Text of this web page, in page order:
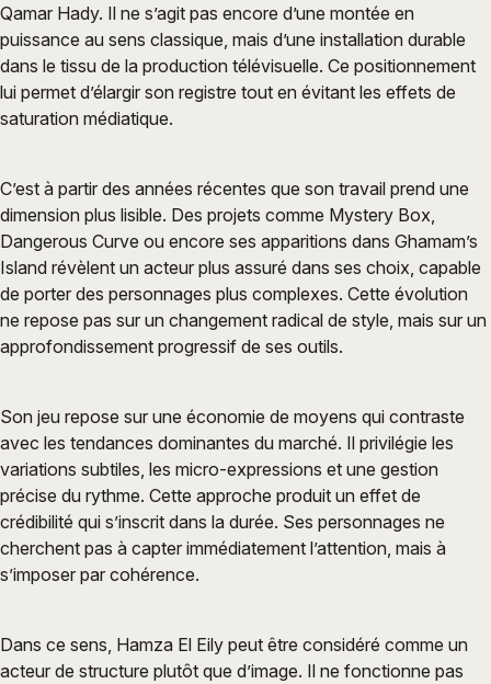
Qamar Hady. Il ne s’agit pas encore d’une montée en
puissance au sens classique, mais d’une installation durable
dans le tissu de la production télévisuelle. Ce positionnement
lui permet d’élargir son registre tout en évitant les effets de
saturation médiatique.
C’est à partir des années récentes que son travail prend une
dimension plus lisible. Des projets comme Mystery Box,
Dangerous Curve ou encore ses apparitions dans Ghamam’s
Island révèlent un acteur plus assuré dans ses choix, capable
de porter des personnages plus complexes. Cette évolution
ne repose pas sur un changement radical de style, mais sur un
approfondissement progressif de ses outils.
Son jeu repose sur une économie de moyens qui contraste
avec les tendances dominantes du marché. Il privilégie les
variations subtiles, les micro-expressions et une gestion
précise du rythme. Cette approche produit un effet de
crédibilité qui s’inscrit dans la durée. Ses personnages ne
cherchent pas à capter immédiatement l’attention, mais à
s’imposer par cohérence.
Dans ce sens, Hamza El Eily peut être considéré comme un
acteur de structure plutôt que d’image. Il ne fonctionne pas